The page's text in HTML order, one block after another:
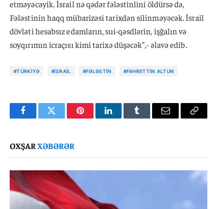
etməyəcəyik. İsrail nə qədər fələstinlini öldürsə də,
Fələstinin haqq mübarizəsi tarixdən silinməyəcək. İsrail
dövləti hesabsız edamların, sui-qəsdlərin, işğalın və
soyqırımın icraçısı kimi tarixə düşəcək",- əlavə edib.
#TÜRKIYƏ #İSRAIL #FƏLƏSTIN #FAHRETTIN ALTUN
FacebookTwitter PinterestLinkedInTumblr Email
Copy
OXŞARXƏBƏRƏR